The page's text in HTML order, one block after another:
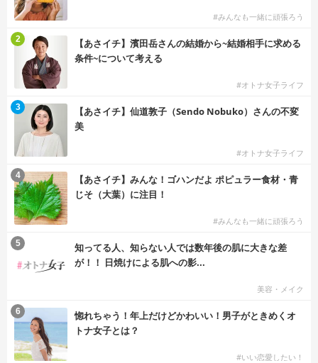
#みんなも一緒に頑張ろう
【あさイチ】濱田岳さんの結婚から~結婚相手に求める
条件~について考える
#オトナ女子ライフ
2
【あさイチ】仙道敦子（Sendo Nobuko）さんの不変
美
#オトナ女子ライフ
3
【あさイチ】みんな！ゴハンだよ ポピュラー食材・青
じそ（大葉）に注目！
#みんなも一緒に頑張ろう
4
知ってる人、知らない人では数年後の肌に大きな差
が！！ 日焼けによる肌への影...
美容・メイク
5
惚れちゃう！年上だけどかわいい！男子がときめくオ
トナ女子とは？
#いい恋愛したい！
6